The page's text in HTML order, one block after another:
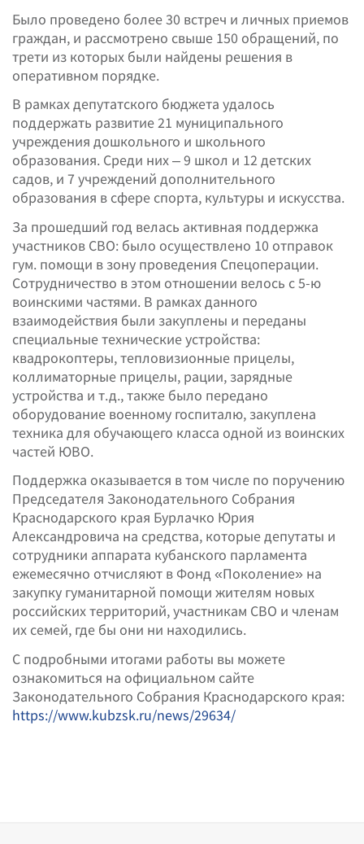
Было проведено более 30 встреч и личных приемов
граждан, и рассмотрено свыше 150 обращений, по
трети из которых были найдены решения в
оперативном порядке.
В рамках депутатского бюджета удалось
поддержать развитие 21 муниципального
учреждения дошкольного и школьного
образования. Среди них – 9 школ и 12 детских
садов, и 7 учреждений дополнительного
образования в сфере спорта, культуры и искусства.
За прошедший год велась активная поддержка
участников СВО: было осуществлено 10 отправок
гум. помощи в зону проведения Спецоперации.
Сотрудничество в этом отношении велось с 5-ю
воинскими частями. В рамках данного
взаимодействия были закуплены и переданы
специальные технические устройства:
квадрокоптеры, тепловизионные прицелы,
коллиматорные прицелы, рации, зарядные
устройства и т.д., также было передано
оборудование военному госпиталю, закуплена
техника для обучающего класса одной из воинских
частей ЮВО.
Поддержка оказывается в том числе по поручению
Председателя Законодательного Собрания
Краснодарского края Бурлачко Юрия
Александровича на средства, которые депутаты и
сотрудники аппарата кубанского парламента
ежемесячно отчисляют в Фонд «Поколение» на
закупку гуманитарной помощи жителям новых
российских территорий, участникам СВО и членам
их семей, где бы они ни находились.
С подробными итогами работы вы можете
ознакомиться на официальном сайте
Законодательного Собрания Краснодарского края:
https://www.kubzsk.ru/news/29634/